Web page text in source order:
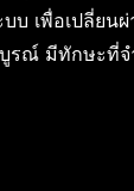
บบ เพื่อเปลี่ยน
รณ์ มีทักษะที่จ